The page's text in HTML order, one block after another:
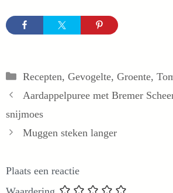
Categorieën
Recepten, Gevogelte, Groente,
Aardappelpuree met Bremer
snijmoes
Muggen steken langer
Plaats een reactie